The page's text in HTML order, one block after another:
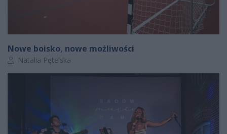
Nowe boisko, nowe możliwości
Autor artykułu:
Natalia Pętelska